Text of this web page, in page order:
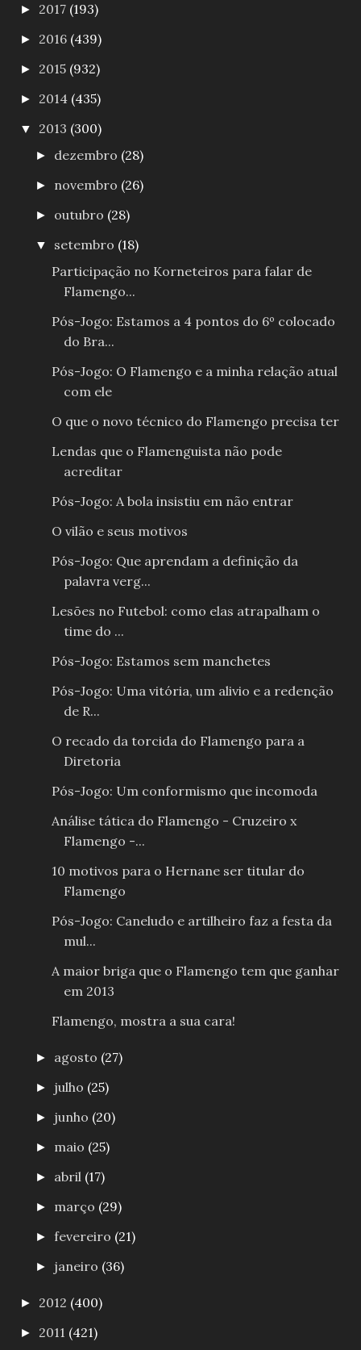
► 2017 (193)
► 2016 (439)
► 2015 (932)
► 2014 (435)
▼ 2013 (300)
► dezembro (28)
► novembro (26)
► outubro (28)
▼ setembro (18)
Participação no Korneteiros para falar de
Flamengo...
Pós-Jogo: Estamos a 4 pontos do 6º colocado
do Bra...
Pós-Jogo: O Flamengo e a minha relação atual
com ele
O que o novo técnico do Flamengo precisa ter
Lendas que o Flamenguista não pode
acreditar
Pós-Jogo: A bola insistiu em não entrar
O vilão e seus motivos
Pós-Jogo: Que aprendam a definição da
palavra verg...
Lesões no Futebol: como elas atrapalham o
time do ...
Pós-Jogo: Estamos sem manchetes
Pós-Jogo: Uma vitória, um alivio e a redenção
de R...
O recado da torcida do Flamengo para a
Diretoria
Pós-Jogo: Um conformismo que incomoda
Análise tática do Flamengo - Cruzeiro x
Flamengo -...
10 motivos para o Hernane ser titular do
Flamengo
Pós-Jogo: Caneludo e artilheiro faz a festa da
mul...
A maior briga que o Flamengo tem que ganhar
em 2013
Flamengo, mostra a sua cara!
► agosto (27)
► julho (25)
► junho (20)
► maio (25)
► abril (17)
► março (29)
►fevereiro (21)
► janeiro (36)
► 2012 (400)
► 2011 (421)